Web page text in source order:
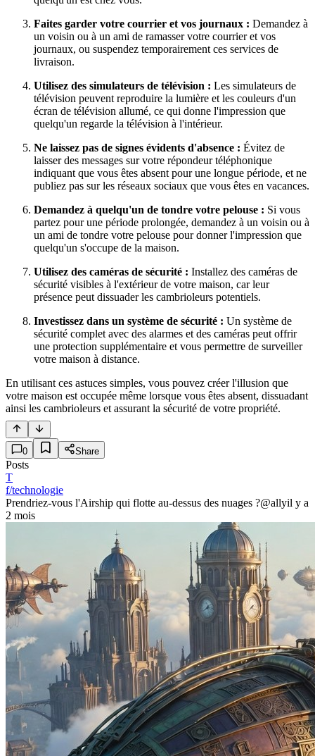
Faites garder votre courrier et vos journaux : Demandez à
un voisin ou à un ami de ramasser votre courrier et vos
journaux, ou suspendez temporairement ces services de
livraison.
Utilisez des simulateurs de télévision : Les simulateurs de
télévision peuvent reproduire la lumière et les couleurs d'un
écran de télévision allumé, ce qui donne l'impression que
quelqu'un regarde la télévision à l'intérieur.
Ne laissez pas de signes évidents d'absence : Évitez de
laisser des messages sur votre répondeur téléphonique
indiquant que vous êtes absent pour une longue période, et ne
publiez pas sur les réseaux sociaux que vous êtes en vacances.
Demandez à quelqu'un de tondre votre pelouse : Si vous
partez pour une période prolongée, demandez à un voisin ou à
un ami de tondre votre pelouse pour donner l'impression que
quelqu'un s'occupe de la maison.
Utilisez des caméras de sécurité : Installez des caméras de
sécurité visibles à l'extérieur de votre maison, car leur
présence peut dissuader les cambrioleurs potentiels.
Investissez dans un système de sécurité : Un système de
sécurité complet avec des alarmes et des caméras peut offrir
une protection supplémentaire et vous permettre de surveiller
votre maison à distance.
En utilisant ces astuces simples, vous pouvez créer l'illusion que
votre maison est occupée même lorsque vous êtes absent, dissuadant
ainsi les cambrioleurs et assurant la sécurité de votre propriété.
0 Share
Posts
T
f/technologie
Prendriez-vous l'Airship qui flotte au-dessus des nuages ?@allyil y a
2 mois